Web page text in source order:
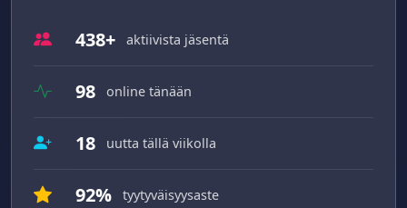
438+ aktiivista jäsentä
98 online tänään
18 uutta tällä viikolla
92% tyytyväisyysaste